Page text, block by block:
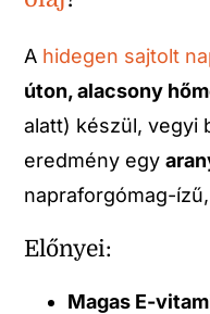
A hidegen sajtolt
úton, alacsony
alatt) készül, vegyi
eredmény egy
napraforgómag-
Előnyei:
Magas E-